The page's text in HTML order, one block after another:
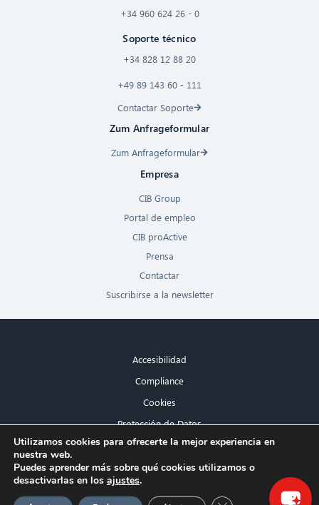
+34 960 624 26 - 0
Soporte técnico
+34 828 12 88 20
+49 89 143 60 - 111
Contactar Soporte
Zum Anfrageformular
Zum Anfrageformular
Empresa
CIB Group
Portal de empleo
CIB proActive
Prensa
Contactar
Suscribirse a la newsletter
Accesibilidad
Compliance
Cookies
Protección de Datos
Aviso legal
Utilizamos cookies para ofrecerte la mejor experiencia en
nuestra web.
Puedes aprender más sobre qué cookies utilizamos o
desactivarlas en los ajustes.